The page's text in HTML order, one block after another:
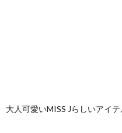
大人可愛いMISS Jらしいアイテ